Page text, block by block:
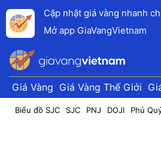
Cập nhật giá vàng nhanh
Mở app GiaVangVietnam
Giá Vàng Giá Vàng Thế Giới
Biểu đồ SJC SJC PNJ DOJI Phú